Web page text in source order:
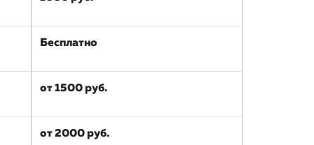
Бесплатно
от 1500 руб.
от 2000 руб.